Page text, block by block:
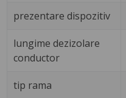
prezentare dispozitiv
lungime dezizolare
conductor
tip rama